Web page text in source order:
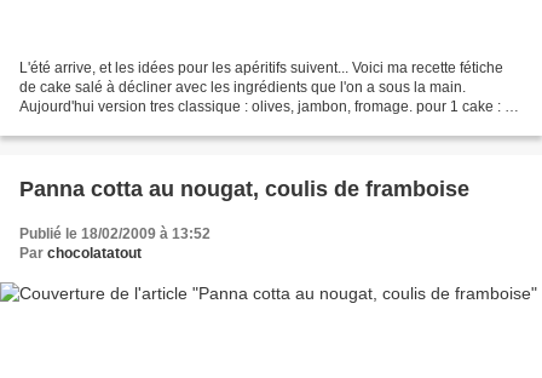
L'été arrive, et les idées pour les apéritifs suivent... Voici ma recette fétiche
de cake salé à décliner avec les ingrédients que l'on a sous la main.
Aujourd'hui version tres classique : olives, jambon, fromage. pour 1 cake : 5
Panna cotta au nougat, coulis de framboise
Publié le 18/02/2009 à 13:52
Par chocolatatout